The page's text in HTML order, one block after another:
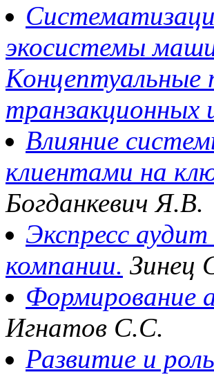
экосистемы
транзакционных
Влияние
клиентами на
Богданкевич Я.В.
Экспресс
компании. Зинец
Формирование
Игнатов С.С.
Развитие и